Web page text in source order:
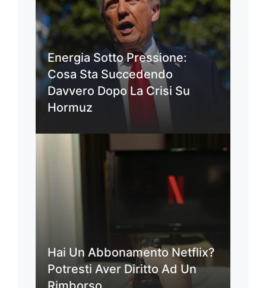
Energia Sotto Pressione:
Cosa Sta Succedendo
Davvero Dopo La Crisi Su
Hormuz
Hai Un Abbonamento Netflix?
Potresti Aver Diritto Ad Un